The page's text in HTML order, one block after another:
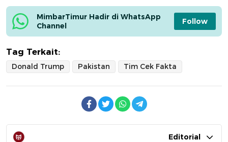
MimbarTimur Hadir di WhatsApp
Channel
Follow
Tag Terkait:
Donald Trump Pakistan Tim Cek Fakta
Editorial